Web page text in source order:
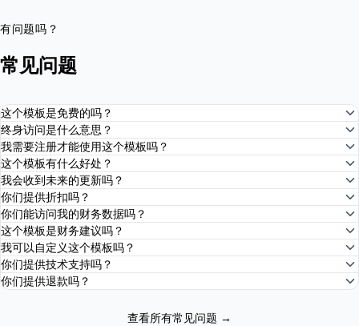
有问题吗？
常见问题
这个模板是免费的吗？
终身访问是什么意思？
我需要注册才能使用这个模板吗？
这个模板有什么好处？
我会收到未来的更新吗？
你们提供折扣吗？
你们能访问我的财务数据吗？
这个模板是财务建议吗？
我可以自定义这个模板吗？
你们提供技术支持吗？
你们提供退款吗？
查看所有常见问题 →